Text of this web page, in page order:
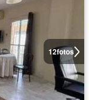
12fotos